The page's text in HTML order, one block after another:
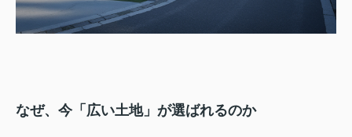
なぜ、今「広い土地」が選ばれるのか